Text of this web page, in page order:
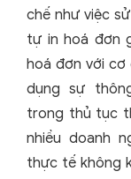
chế như việc
tự in hoá đơn
hoá đơn với cơ
dụng sự
trong thủ tục
nhiều doanh
thực tế không